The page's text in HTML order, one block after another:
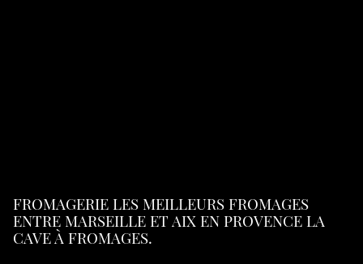
FROMAGERIE LES MEILLEURS FROMAGES
ENTRE MARSEILLE ET AIX EN PROVENCE LA
CAVE À FROMAGES.